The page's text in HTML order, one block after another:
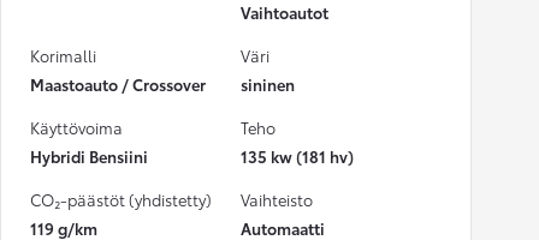
Vaihtoautot
Korimalli
Maastoauto / Crossover
Väri
sininen
Käyttövoima
Hybridi Bensiini
Teho
135 kw (181 hv)
CO₂-päästöt (yhdistetty)
119 g/km
Vaihteisto
Automaatti